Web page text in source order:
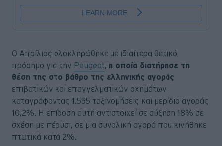
Ο Απρίλιος ολοκληρώθηκε με ιδιαίτερα θετικό
πρόσημο για την Peugeot, η οποία διατήρησε τη
θέση της στο βάθρο της ελληνικής αγοράς
επιβατικών και επαγγελματικών οχημάτων,
καταγράφοντας 1.555 ταξινομήσεις και μερίδιο αγοράς
10,2%. Η επίδοση αυτή αντιστοιχεί σε αύξηση 18% σε
σχέση με πέρυσι, σε μια συνολική αγορά που κινήθηκε
πτωτικά κατά 2%.